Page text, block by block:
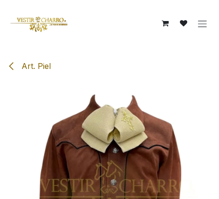
Art. Piel